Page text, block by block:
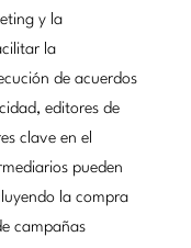
y la
la
de acuerdos
editores de
clave en el
pueden
la compra
campañas